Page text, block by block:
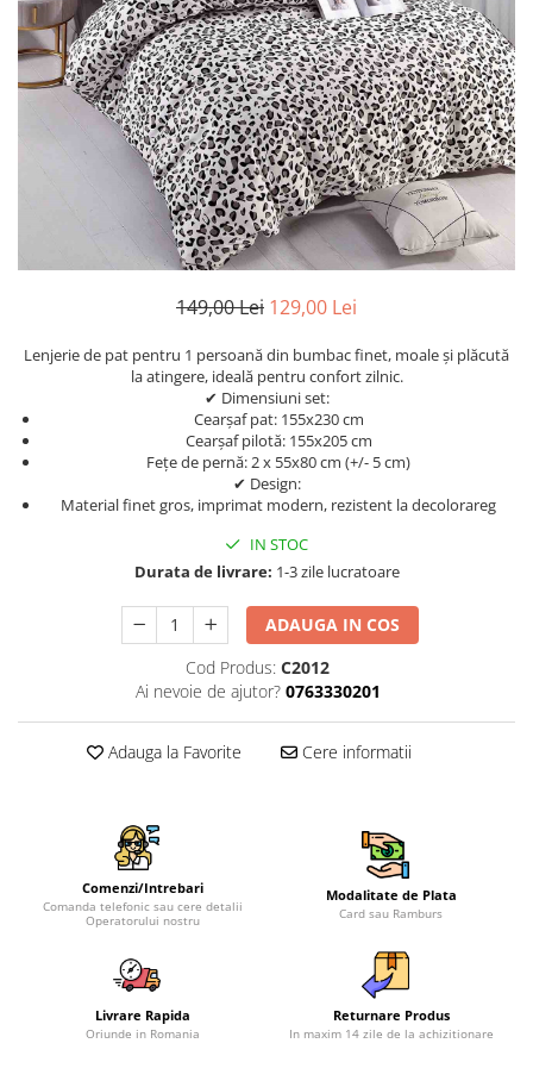
Cearceaf Normal
Lenjerii Pat Imprimeu 5D cu Elastic
Cearceaf cu Elastic pat 1 Persoana
Cearceaf cu Elastic pat 2 Persoane
Lenjerii Pat Inimi Brodate
Lenjerii Pat, Bumbac-Finet
Premium, 1 Persoana
Lenjerii Pat, Bumbac-Finet
Premium, 2 Persoane
149,00 Lei 129,00 Lei
Lenjerie de pat pentru 1 persoană din bumbac finet, moale și plăcută
la atingere, ideală pentru confort zilnic.
✔ Dimensiuni set:
Cearșaf pat: 155x230 cm
Cearșaf pilotă: 155x205 cm
Fețe de pernă: 2 x 55x80 cm (+/- 5 cm)
✔ Design:
Material finet gros, imprimat modern, rezistent la decolorareg
IN STOC
Durata de livrare: 1-3 zile lucratoare
ADAUGA IN COS
Cod Produs: C2012
Ai nevoie de ajutor? 0763330201
Adauga la Favorite Cere informatii
Comenzi/Intrebari
Comanda telefonic sau cere detalii
Operatorului nostru
Modalitate de Plata
Card sau Ramburs
Livrare Rapida
Oriunde in Romania
Returnare Produs
In maxim 14 zile de la achizitionare